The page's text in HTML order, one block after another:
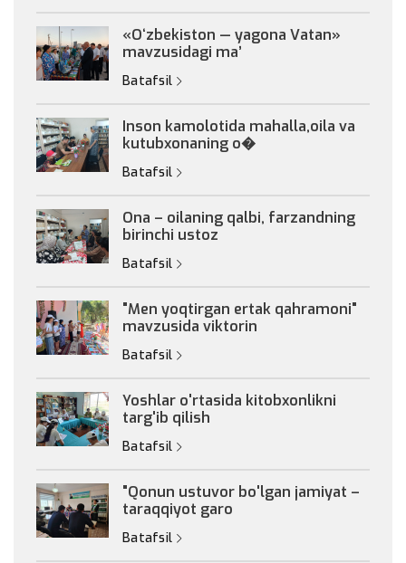
«Oʻzbekiston — yagona Vatan»
mavzusidagi maʼ
Batafsil
Inson kamolotida mahalla,oila va
kutubxonaning o�
Batafsil
Ona – oilaning qalbi, farzandning
birinchi ustoz
Batafsil
"Men yoqtirgan ertak qahramoni"
mavzusida viktorin
Batafsil
Yoshlar o'rtasida kitobxonlikni
targ'ib qilish
Batafsil
"Qonun ustuvor bo'lgan jamiyat –
taraqqiyot garo
Batafsil